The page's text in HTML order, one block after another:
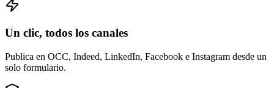
Un clic, todos los canales
Publica en OCC, Indeed, LinkedIn, Facebook e Instagram desde un
solo formulario.